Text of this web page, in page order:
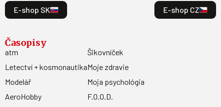
E-shop SK
E-shop CZ
Časopisy
atm
Letectví + kosmonautika
Modelář
AeroHobby
Šikovníček
Moje zdravie
Moja psychológia
F.O.O.D.